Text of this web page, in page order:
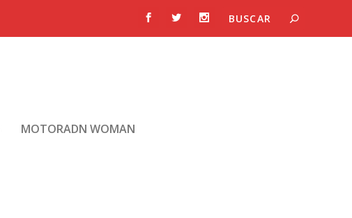
MOTORADN WOMAN